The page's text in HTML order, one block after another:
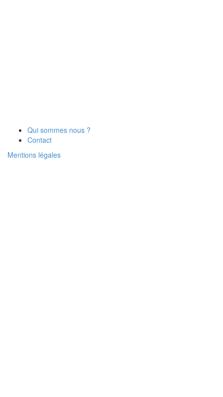
Qui sommes nous ?
Contact
Mentions légales